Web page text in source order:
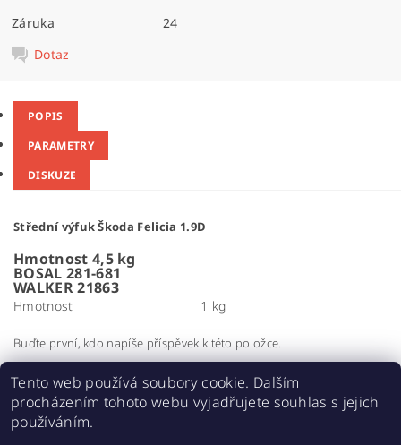
Záruka
24
Dotaz
POPIS
PARAMETRY
DISKUZE
Střední výfuk Škoda Felicia 1.9D
Hmotnost 4,5 kg
BOSAL 281-681
WALKER 21863
Hmotnost 1 kg
Buďte první, kdo napíše příspěvek k této položce.
Přidat komentář
Tento web používá soubory cookie. Dalším
procházením tohoto webu vyjadřujete souhlas s jejich
používáním.